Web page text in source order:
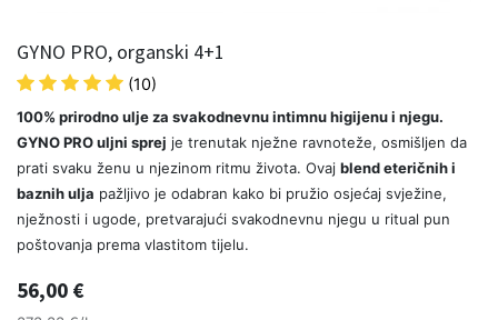
GYNO PRO, organski 4+1
(10)
100% prirodno ulje za svakodnevnu intimnu higijenu i njegu.
GYNO PRO uljni sprej je trenutak nježne ravnoteže, osmišljen da
prati svaku ženu u njezinom ritmu života. Ovaj blend eteričnih i
baznih ulja pažljivo je odabran kako bi pružio osjećaj svježine,
nježnosti i ugode, pretvarajući svakodnevnu njegu u ritual pun
poštovanja prema vlastitom tijelu.
56,00 €